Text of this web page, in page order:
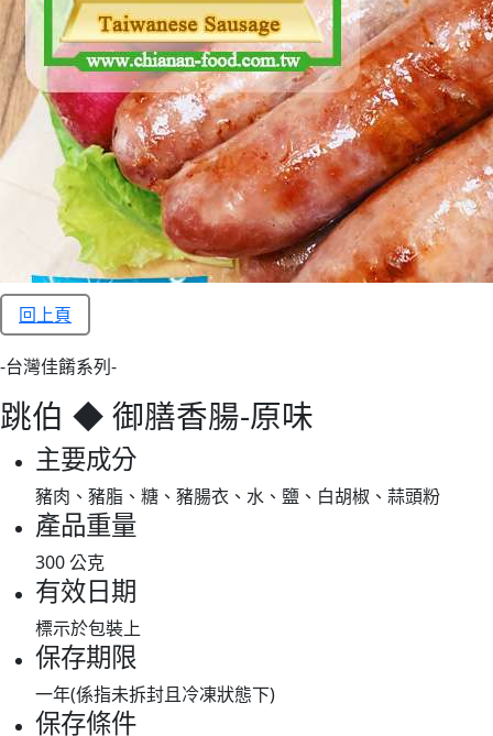
回上頁
-台灣佳餚系列-
跳伯 ◆ 御膳香腸-原味
主要成分
豬肉、豬脂、糖、豬腸衣、水、鹽、白胡椒、蒜頭粉
產品重量
300 公克
有效日期
標示於包裝上
保存期限
一年(係指未拆封且冷凍狀態下)
保存條件